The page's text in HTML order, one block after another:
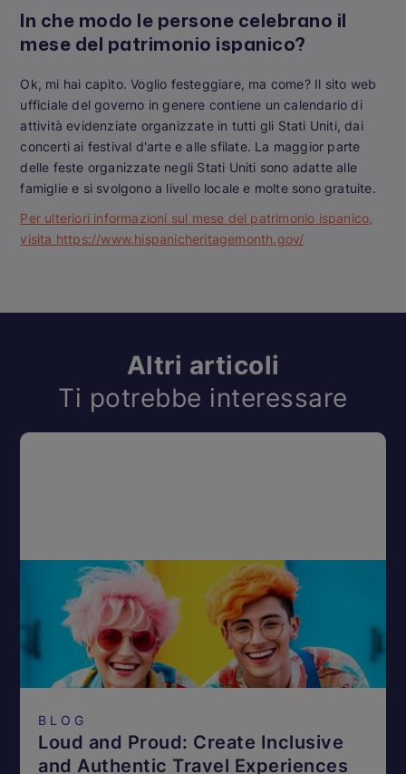
In che modo le persone celebrano il
mese del patrimonio ispanico?
Ok, mi hai capito. Voglio festeggiare, ma come? Il sito web
ufficiale del governo in genere contiene un calendario di
attività evidenziate organizzate in tutti gli Stati Uniti, dai
concerti ai festival d'arte e alle sfilate. La maggior parte
delle feste organizzate negli Stati Uniti sono adatte alle
famiglie e si svolgono a livello locale e molte sono gratuite.
Per ulteriori informazioni sul mese del patrimonio ispanico,
visita https://www.hispanicheritagemonth.gov/
Altri articoli
Ti potrebbe interessare
BLOG
Loud and Proud: Create Inclusive
and Authentic Travel Experiences